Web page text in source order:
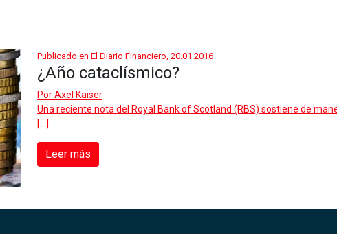
Publicado en El Diario Financiero, 20.01.2016
¿Año cataclísmico?
PorAxel Kaiser
Una reciente nota del Royal Bank of Scotland (RBS) sostiene de
[…]
Leer más